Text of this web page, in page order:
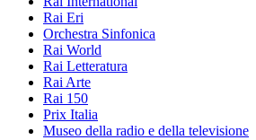
Rai Eri
Orchestra Sinfonica
Rai World
Rai Letteratura
Rai Arte
Rai 150
Prix Italia
Museo della radio e della televisione